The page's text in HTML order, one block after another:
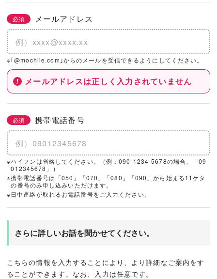
必須 メールアドレス
※｢@mochiie.com｣からのメールを受信できるようにしてください。
メールアドレスは正しく入力されていません
必須 携帯電話番号
※ハイフンは省略してください。（例：090-1234-5678の場合、「09
012345678」）
※携帯電話番号は「050」「070」「080」「090」から始まる11ケタ
の番号のみ申し込みいただけます。
※日中連絡が取れるお電話番号をご入力ください。
さらに詳しいお話を聞かせてください。
こちらの情報を入力することにより、より詳細なご案内をす
ることができます。なお、入力は任意です。